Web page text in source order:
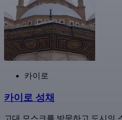
카이로
카이로 성채